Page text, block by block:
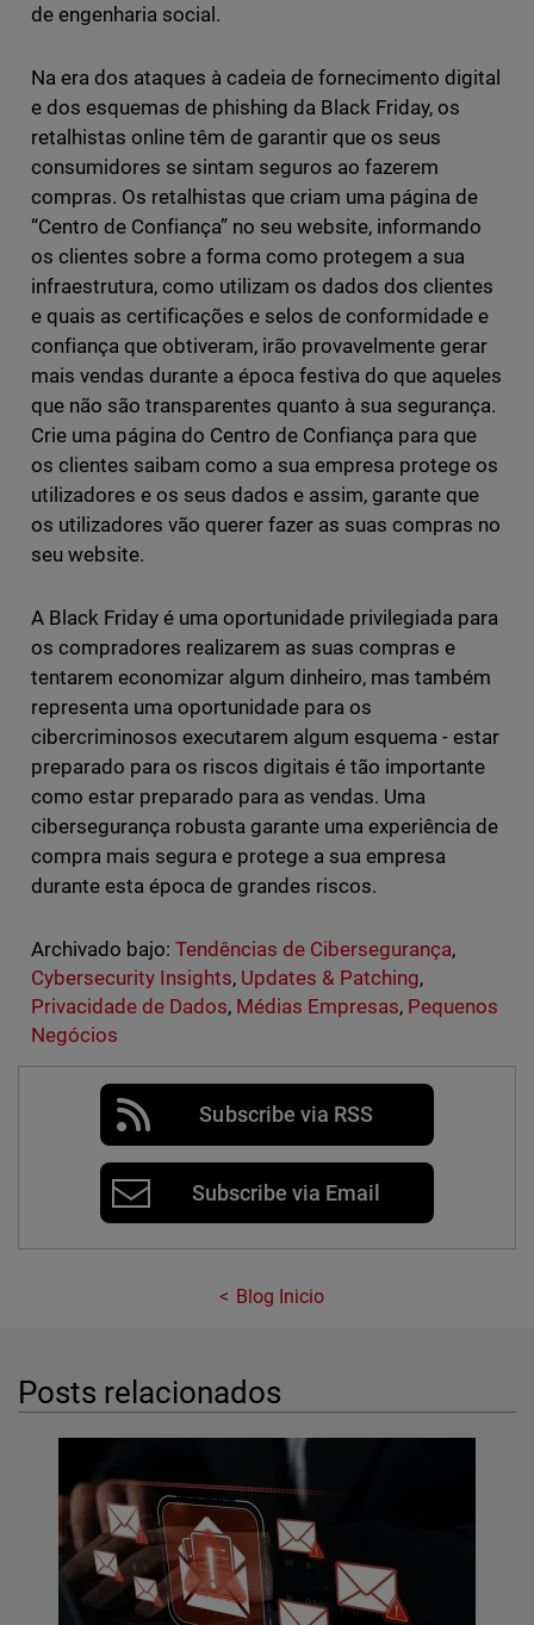
de engenharia social.
Na era dos ataques à cadeia de fornecimento digital
e dos esquemas de phishing da Black Friday, os
retalhistas online têm de garantir que os seus
consumidores se sintam seguros ao fazerem
compras. Os retalhistas que criam uma página de
“Centro de Confiança” no seu website, informando
os clientes sobre a forma como protegem a sua
infraestrutura, como utilizam os dados dos clientes
e quais as certificações e selos de conformidade e
confiança que obtiveram, irão provavelmente gerar
mais vendas durante a época festiva do que aqueles
que não são transparentes quanto à sua segurança.
Crie uma página do Centro de Confiança para que
os clientes saibam como a sua empresa protege os
utilizadores e os seus dados e assim, garante que
os utilizadores vão querer fazer as suas compras no
seu website.
A Black Friday é uma oportunidade privilegiada para
os compradores realizarem as suas compras e
tentarem economizar algum dinheiro, mas também
representa uma oportunidade para os
cibercriminosos executarem algum esquema - estar
preparado para os riscos digitais é tão importante
como estar preparado para as vendas. Uma
cibersegurança robusta garante uma experiência de
compra mais segura e protege a sua empresa
durante esta época de grandes riscos.
Archivado bajo: Tendências de Cibersegurança,
Cybersecurity Insights, Updates & Patching,
Privacidade de Dados, Médias Empresas, Pequenos
Negócios
Subscribe via RSS
Subscribe via Email
Blog Inicio
Posts relacionados